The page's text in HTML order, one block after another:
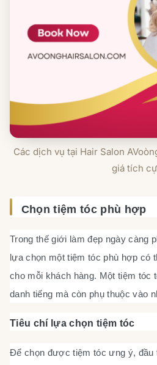
Các dịch vụ tại Hair Salon
giá tích
Chọn tiệm tóc phù hợp
Trong thế giới làm đẹp ngày càng
lựa chọn một tiệm tóc phù hợp có
cho mỗi khách hàng. Một tiệm tóc
danh tiếng mà còn phụ thuộc vào
Tiêu chí lựa chọn tiệm tóc
Để chọn được tiệm tóc ưng ý, đầu